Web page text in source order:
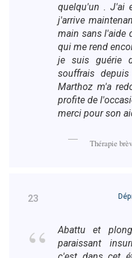
quelqu'un . J'ai
j'arrive
main sans l'aide
qui me rend
je suis guérie
souffrais
Marthoz m'a
profite de
merci pour son
Thérapie
23
Abattu et
paraissant